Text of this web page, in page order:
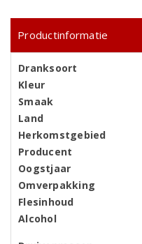
Productinformatie
Dranksoort
Kleur
Smaak
Land
Herkomstgebied
Producent
Oogstjaar
Omverpakking
Flesinhoud
Alcohol